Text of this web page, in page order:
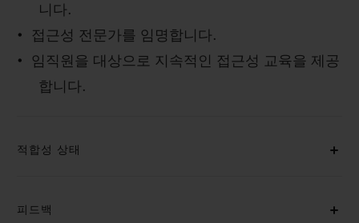
니다.
접근성 전문가를 임명합니다.
임직원을 대상으로 지속적인 접근성 교육을 제공
합니다.
적합성 상태
피드백